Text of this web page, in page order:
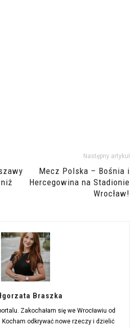
Następny artykuł
Mecz Polska – Bośnia i
Hercegowina na Stadionie
Wrocław!
Braszka
Zakochałam się we Wrocławiu od
odkrywać nowe rzeczy i dzielić